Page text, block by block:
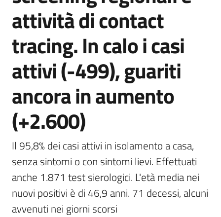
attività di contact
tracing. In calo i casi
attivi (-499), guariti
ancora in aumento
(+2.600)
Il 95,8% dei casi attivi in isolamento a casa,
senza sintomi o con sintomi lievi. Effettuati
anche 1.871 test sierologici. L'età media nei
nuovi positivi è di 46,9 anni. 71 decessi, alcuni
avvenuti nei giorni scorsi